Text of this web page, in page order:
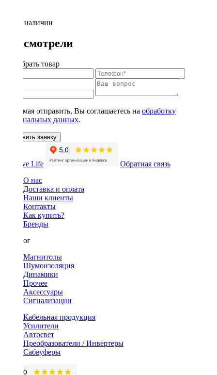
Нет в наличии
Вы смотрели
Подобрать товар
Нажимая отправить, Вы соглашаетесь на обработку
персональных данных.
Оставить заявку
Обратная связь
О нас
Доставка и оплата
Наши клиенты
Контакты
Как купить?
Бренды
Каталог
Магнитолы
Шумоизоляция
Динамики
Прочее
Аксессуары
Сигнализации
Кабельная продукция
Усилители
Автосвет
Преобразователи / Инвертеры
Сабвуферы